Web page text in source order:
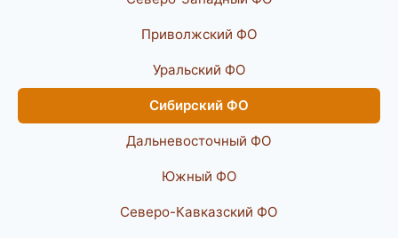
Приволжский ФО
Уральский ФО
Сибирский ФО
Дальневосточный ФО
Южный ФО
Северо-Кавказский ФО